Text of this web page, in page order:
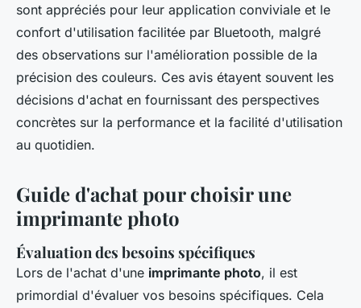
sont appréciés pour leur application conviviale et le
confort d'utilisation facilitée par Bluetooth, malgré
des observations sur l'amélioration possible de la
précision des couleurs. Ces avis étayent souvent les
décisions d'achat en fournissant des perspectives
concrètes sur la performance et la facilité d'utilisation
au quotidien.
Guide d'achat pour choisir une
imprimante photo
Évaluation des besoins spécifiques
Lors de l'achat d'une imprimante photo, il est
primordial d'évaluer vos besoins spécifiques. Cela